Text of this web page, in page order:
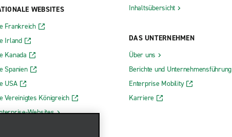
WEBSITES
Frankreich
Irland
Kanada
Spanien
USA
Vereinigtes Königreich
Websites
Inhaltsübersicht
DAS UNTERNEHMEN
Über uns
Berichte und Unternehmensführung
Enterprise Mobility
Karriere